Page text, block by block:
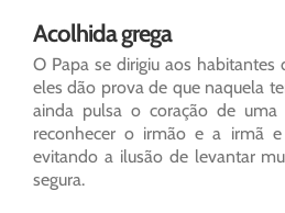
Acolhida grega
O Papa se dirigiu aos habitantes
eles dão prova de que naquela
ainda pulsa o coração de uma
reconhecer o irmão e a irmã
evitando a ilusão de levantar
segura.